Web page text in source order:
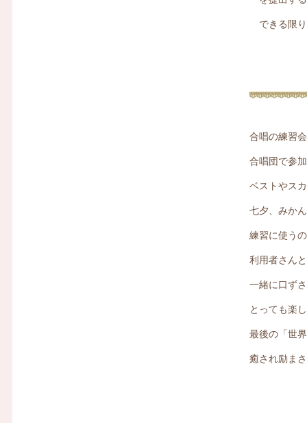
できる限り
合唱の練習
合唱団で参
ベストやス
七夕、みか
練習に使う
利用者さん
一緒に口ず
とっても楽
最後の「世
癒され励ま